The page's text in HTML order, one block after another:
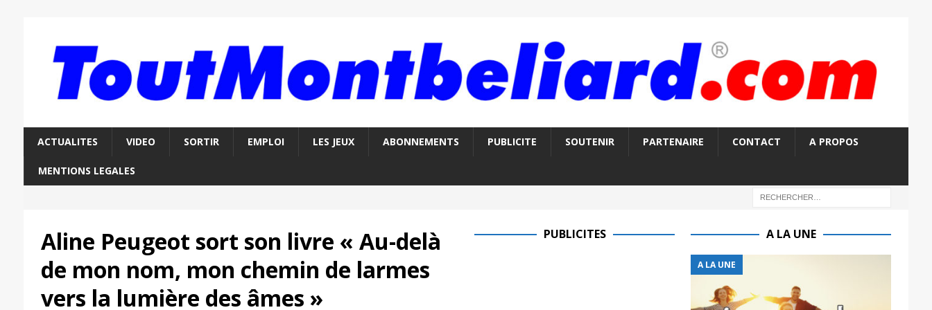
ACTUALITES VIDEO SORTIR EMPLOI LES JEUX ABONNEMENTS PUBLICITE SOUTENIR PARTENAIRE CONTACT A PROPOS
MENTIONS LEGALES
Aline Peugeot sort son livre « Au-delà
de mon nom, mon chemin de larmes
vers la lumière des âmes »
PUBLICITES A LA UNE
A LA UNE